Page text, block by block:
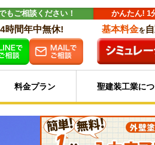
もご相談ください！
時間年中無休!
かんたん! 1
基本料金を
料金プラン 聖建装工業に